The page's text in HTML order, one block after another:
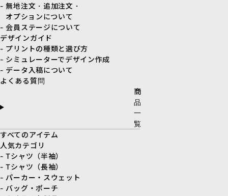
- 無地注文・追加注文・
オプションについて
- 会員ステージについて
デザインガイド
- プリントの種類と選び方
- シミュレーターでデザイン作成
- データ入稿について
よくある質問
商
品
一
覧
すべてのアイテム
人気カテゴリ
- Tシャツ（半袖）
- Tシャツ（長袖）
- パーカー・スウェット
- バッグ・ポーチ